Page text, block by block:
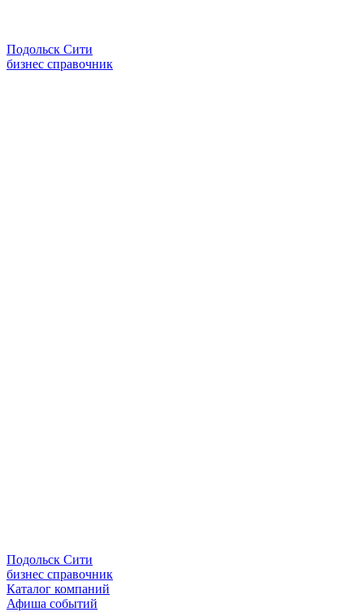
Подольск Сити
бизнес справочник
Подольск Сити
бизнес справочник
Каталог компаний
Афиша событий